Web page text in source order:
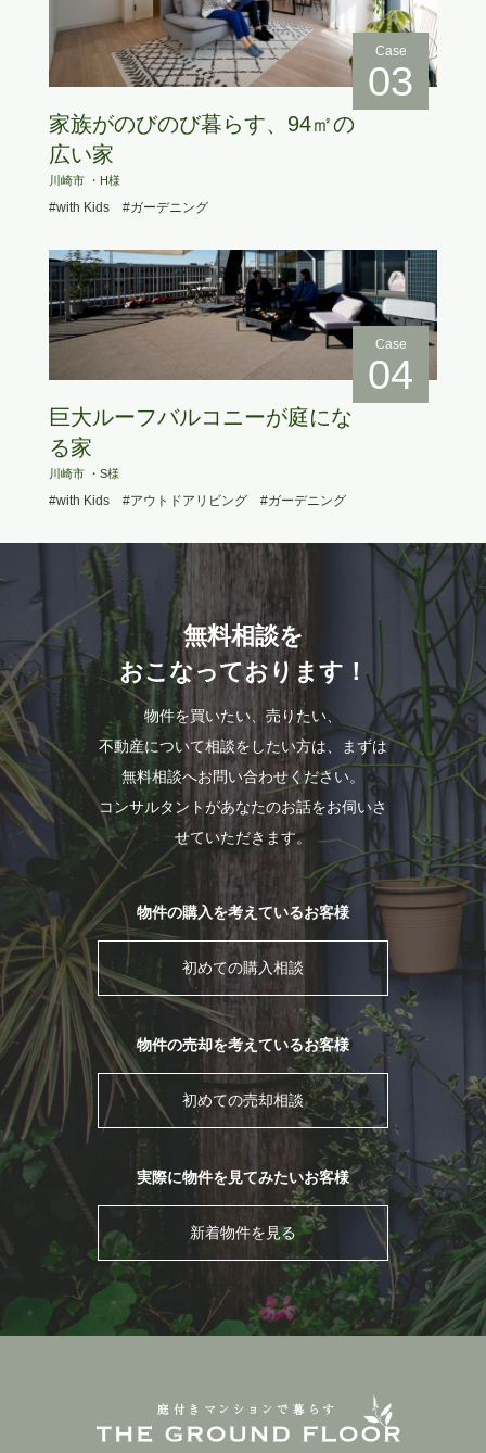
Case
03
家族がのびのび暮らす、94㎡の
広い家
川崎市 ・H様
#with Kids #ガーデニング
Case
04
巨大ルーフバルコニーが庭にな
る家
川崎市 ・S様
#with Kids #アウトドアリビング #ガーデニング
無料相談を
おこなっております！
物件を買いたい、売りたい、
不動産について相談をしたい方は、まずは
無料相談へお問い合わせください。
コンサルタントがあなたのお話をお伺いさ
せていただきます。
物件の購入を考えているお客様
初めての購入相談
物件の売却を考えているお客様
初めての売却相談
実際に物件を見てみたいお客様
新着物件を見る